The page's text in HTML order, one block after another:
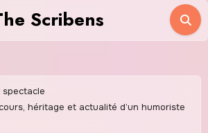
Scribens
héritage et actualité d’un humoriste